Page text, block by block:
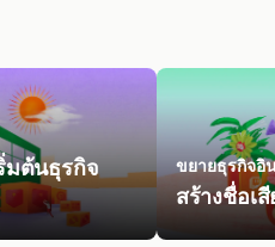
มต้นธุรกิจ
ขยายธุรกิจอิ
สร้างชื่อเ